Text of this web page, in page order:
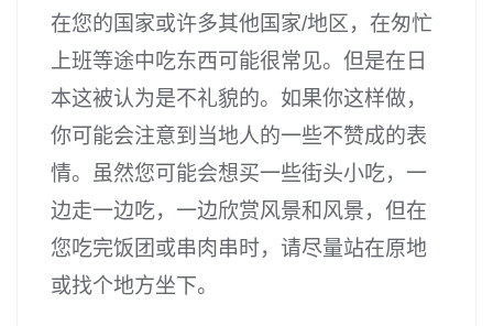
在您的国家或许多其他国家/地区，在匆忙
上班等途中吃东西可能很常见。但是在日
本这被认为是不礼貌的。如果你这样做，
你可能会注意到当地人的一些不赞成的表
情。虽然您可能会想买一些街头小吃，一
边走一边吃，一边欣赏风景和风景，但在
您吃完饭团或串肉串时，请尽量站在原地
或找个地方坐下。